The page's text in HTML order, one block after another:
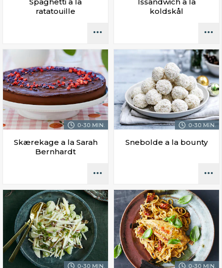
ratatouille
koldskål
0-30 MIN.
Skærekage a la Sarah
Bernhardt
0-30 MIN.
Snebolde a la bounty
0-30 MIN. 0-30 MIN.